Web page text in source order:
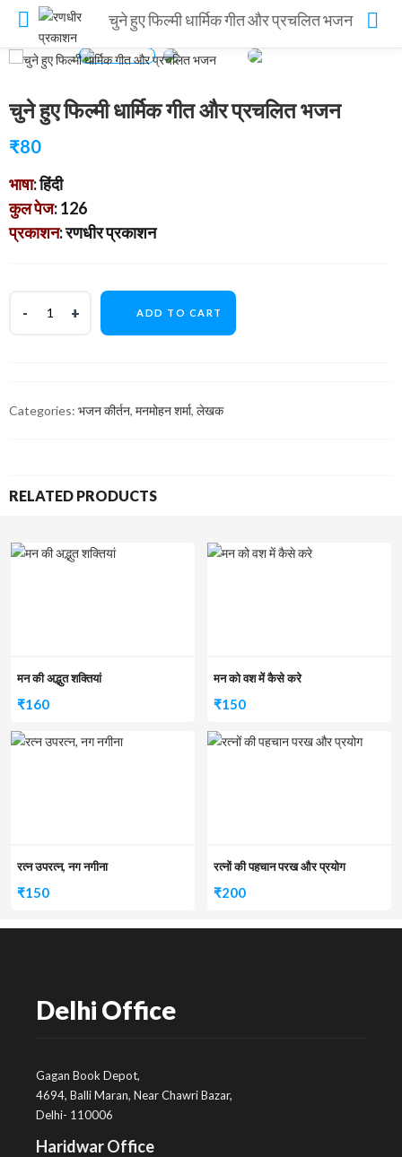
चुने हुए फिल्मी धार्मिक गीत और प्रचलित भजन
चुने हुए फिल्मी धार्मिक गीत और प्रचलित भजन
₹80
भाषा: हिंदी
कुल पेज: 126
प्रकाशन: रणधीर प्रकाशन
ADD TO CART
Categories: भजन कीर्तन, मनमोहन शर्मा, लेखक
RELATED PRODUCTS
मन की अद्भुत शक्तियां
₹160
मन को वश में कैसे करे
₹150
रत्न उपरत्न, नग नगीना
₹150
रत्नों की पहचान परख और प्रयोग
₹200
Delhi Office
Gagan Book Depot,
4694, Balli Maran, Near Chawri Bazar,
Delhi- 110006
Haridwar Office